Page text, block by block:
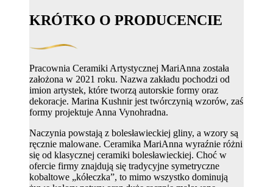
KRÓTKO O PRODUCENCIE
Pracownia Ceramiki Artystycznej MariAnna została
założona w 2021 roku. Nazwa zakładu pochodzi od
imion artystek, które tworzą autorskie formy oraz
dekoracje. Marina Kushnir jest twórczynią wzorów, zaś
formy projektuje Anna Vynohradna.
Naczynia powstają z bolesławieckiej gliny, a wzory są
ręcznie malowane. Ceramika MariAnna wyraźnie różni
się od klasycznej ceramiki bolesławieckiej. Choć w
ofercie firmy znajdują się tradycyjne symetryczne
kobaltowe „kółeczka”, to mimo wszystko dominują